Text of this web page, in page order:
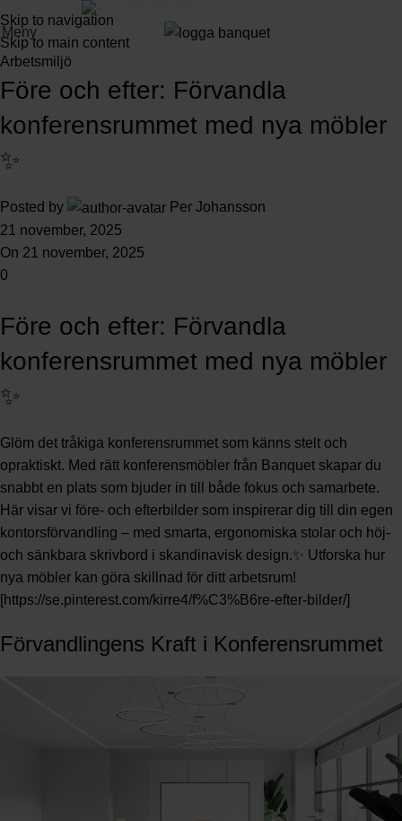
Skip to navigation
Skip to main content
Meny
Arbetsmiljö
Före och efter: Förvandla
konferensrummet med nya möbler
✨
Posted by
Per Johansson
21 november, 2025
On 21 november, 2025
0
Före och efter: Förvandla
konferensrummet med nya möbler
✨
Glöm det tråkiga konferensrummet som känns stelt och
opraktiskt. Med rätt konferensmöbler från Banquet skapar du
snabbt en plats som bjuder in till både fokus och samarbete.
Här visar vi före- och efterbilder som inspirerar dig till din egen
kontorsförvandling – med smarta, ergonomiska stolar och höj-
och sänkbara skrivbord i skandinavisk design.✨ Utforska hur
nya möbler kan göra skillnad för ditt arbetsrum!
[https://se.pinterest.com/kirre4/f%C3%B6re-efter-bilder/]
Förvandlingens Kraft i Konferensrummet